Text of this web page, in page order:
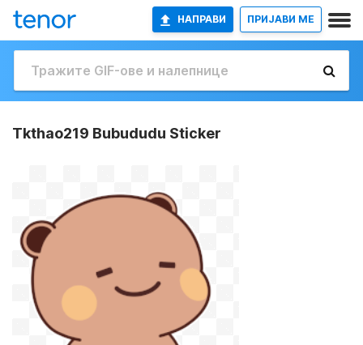
НАПРАВИ ПРИЈАВИ МЕ
Tkthao219 Bubududu Sticker